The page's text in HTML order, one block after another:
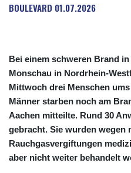
BOULEVARD 01.07.2026
Bei einem schweren Brand
Monschau in Nordrhein-
Mittwoch drei Menschen
Männer starben noch am
Aachen mitteilte. Rund 30
gebracht. Sie wurden wegen
Rauchgasvergiftungen
aber nicht weiter behandelt